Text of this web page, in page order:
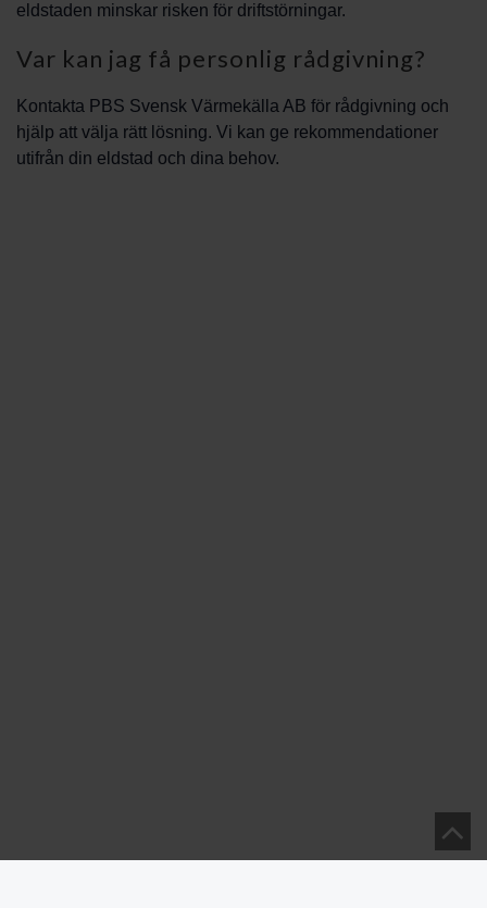
eldstaden minskar risken för driftstörningar.
Var kan jag få personlig rådgivning?
Kontakta PBS Svensk Värmekälla AB för rådgivning och
hjälp att välja rätt lösning. Vi kan ge rekommendationer
utifrån din eldstad och dina behov.